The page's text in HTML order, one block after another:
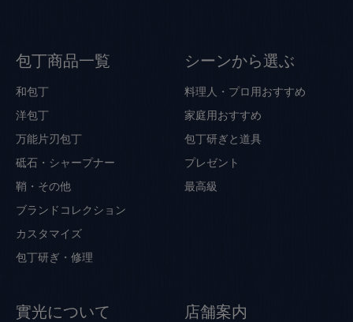
包丁商品一覧
和包丁
洋包丁
万能片刃包丁
砥石・シャープナー
鞘・その他
ブランドコレクション
カスタマイズ
包丁研ぎ・修理
シーンから選ぶ
料理人・プロ用おすすめ
家庭用おすすめ
包丁研ぎと道具
プレゼント
最高級
實光について 店舗案内